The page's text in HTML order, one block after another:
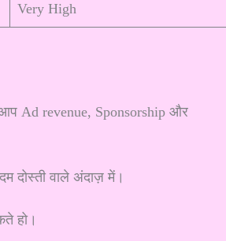
Very High
Ad revenue, Sponsorship और
हो।